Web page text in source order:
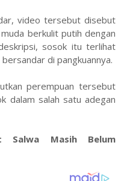
video tersebut disebut
berkulit putih dengan
sosok itu terlihat
di pangkuannya.
perempuan tersebut
dalam salah satu adegan
Salwa Masih Belum